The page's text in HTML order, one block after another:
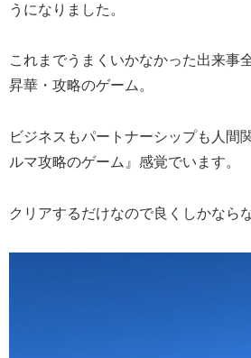
うになりました。
これまでうまくいかなかった出来事
昇華・攻略のゲーム。
ビジネスもパートナーシップも人間
ルマ攻略のゲーム』感覚でいます。
クリアするだけなので良くしかなら